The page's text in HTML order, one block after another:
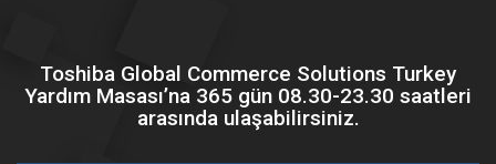
Toshiba Global Commerce Solutions Turkey
Yardım Masası’na 365 gün 08.30-23.30 saatleri
arasında ulaşabilirsiniz.